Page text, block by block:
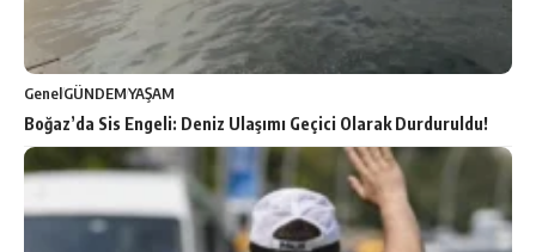
GenelGÜNDEMYAŞAM
Boğaz’da Sis Engeli: Deniz Ulaşımı Geçici Olarak Durduruldu!